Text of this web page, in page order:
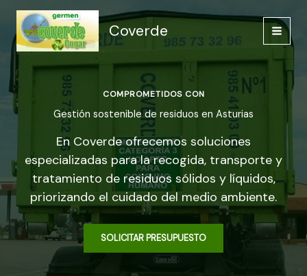
contenido
Coverde
COMPROMETIDOS CON
Gestión sostenible de residuos en Asturias
En Coverde ofrecemos soluciones
especializadas para la recogida, transporte y
tratamiento de residuos sólidos y líquidos,
priorizando el cuidado del medio ambiente.
SOLICITAR PRESUPUESTO